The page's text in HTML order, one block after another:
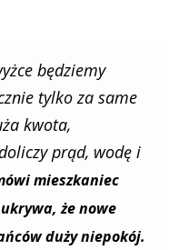
będziemy
tylko za same
kwota,
prąd, wodę i
mieszkaniec
że nowe
duży niepokój.